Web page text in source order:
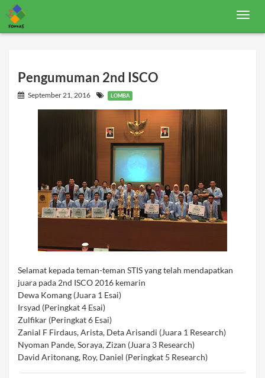
T
g
Pengumuman 2nd ISCO
September 21, 2016 LOMBA
Selamat kepada teman-teman STIS yang telah mendapatkan
juara pada 2nd ISCO 2016 kemarin
Dewa Komang (Juara 1 Esai)
Irsyad (Peringkat 4 Esai)
Zulfikar (Peringkat 6 Esai)
Zanial F Firdaus, Arista, Deta Arisandi (Juara 1 Research)
Nyoman Pande, Soraya, Zizan (Juara 3 Research)
David Aritonang, Roy, Daniel (Peringkat 5 Research)